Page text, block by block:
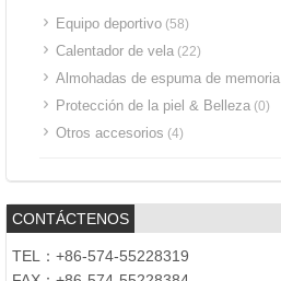
Equipo deportivo (58)
Calentador de vela (22)
Almohadas de espuma de memoria
Protección de la piel & Belleza (0)
Otros accesorios (4)
CONTÁCTENOS
TEL：+86-574-55228319